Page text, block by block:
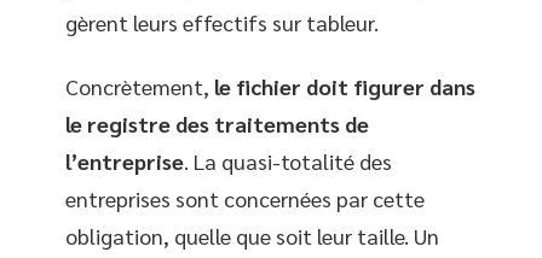
gèrent leurs effectifs sur tableur.
Concrètement, le fichier doit figurer dans
le registre des traitements de
l’entreprise. La quasi-totalité des
entreprises sont concernées par cette
obligation, quelle que soit leur taille. Un